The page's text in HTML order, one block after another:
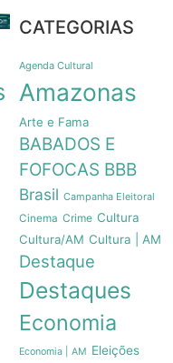
CATEGORIAS
Agenda Cultural
Amazonas
Arte e Fama
BABADOS E
FOFOCAS BBB
Brasil Campanha Eleitoral
Cinema Crime Cultura
Cultura/AM Cultura | AM
Destaque
Destaques
Economia
Economia | AM Eleições